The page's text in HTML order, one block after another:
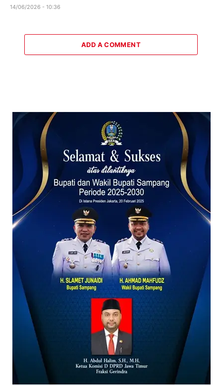
14/06/2026 - 10:36
ADD A COMMENT